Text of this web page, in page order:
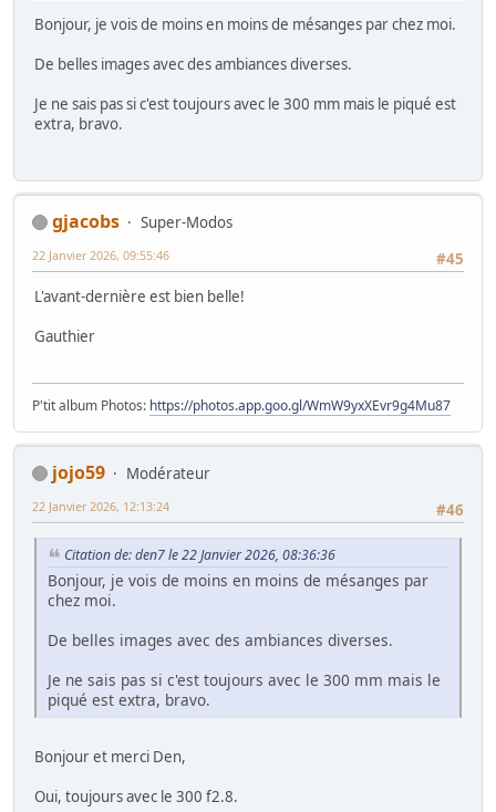
Bonjour, je vois de moins en moins de mésanges par chez moi.
De belles images avec des ambiances diverses.
Je ne sais pas si c'est toujours avec le 300 mm mais le piqué est
extra, bravo.
gjacobs
Super-Modos
#45
22 Janvier 2026, 09:55:46
L'avant-dernière est bien belle!
Gauthier
P'tit album Photos: https://photos.app.goo.gl/WmW9yxXEvr9g4Mu87
jojo59
Modérateur
#46
22 Janvier 2026, 12:13:24
Citation de: den7 le 22 Janvier 2026, 08:36:36
Bonjour, je vois de moins en moins de mésanges par
chez moi.
De belles images avec des ambiances diverses.
Je ne sais pas si c'est toujours avec le 300 mm mais le
piqué est extra, bravo.
Bonjour et merci Den,
Oui, toujours avec le 300 f2.8.